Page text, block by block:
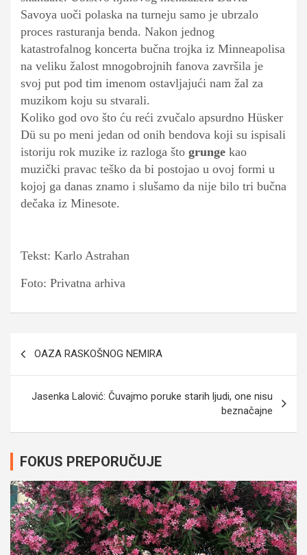
Savoya uoči polaska na turneju samo je ubrzalo
proces rasturanja benda. Nakon jednog
katastrofalnog koncerta bučna trojka iz Minneapolisa
na veliku žalost mnogobrojnih fanova završila je
svoj put pod tim imenom ostavljajući nam žal za
muzikom koju su stvarali.
Koliko god ovo što ću reći zvučalo apsurdno Hüsker
Dü su po meni jedan od onih bendova koji su ispisali
istoriju rok muzike iz razloga što grunge kao
muzički pravac teško da bi postojao u ovoj formi u
kojoj ga danas znamo i slušamo da nije bilo tri bučna
dečaka iz Minesote.
Tekst: Karlo Astrahan
Foto: Privatna arhiva
OAZA RASKOŠNOG NEMIRA
Jasenka Lalović: Čuvajmo poruke starih ljudi, one nisu
beznačajne
FOKUS PREPORUČUJE